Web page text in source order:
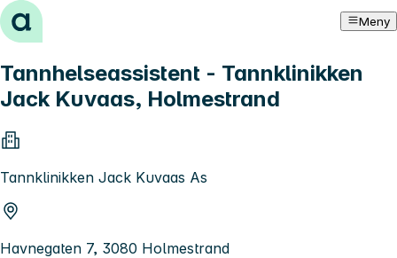
Hopp til innhold Meny
Tannhelseassistent - Tannklinikken
Jack Kuvaas, Holmestrand
Tannklinikken Jack Kuvaas As
Havnegaten 7, 3080 Holmestrand